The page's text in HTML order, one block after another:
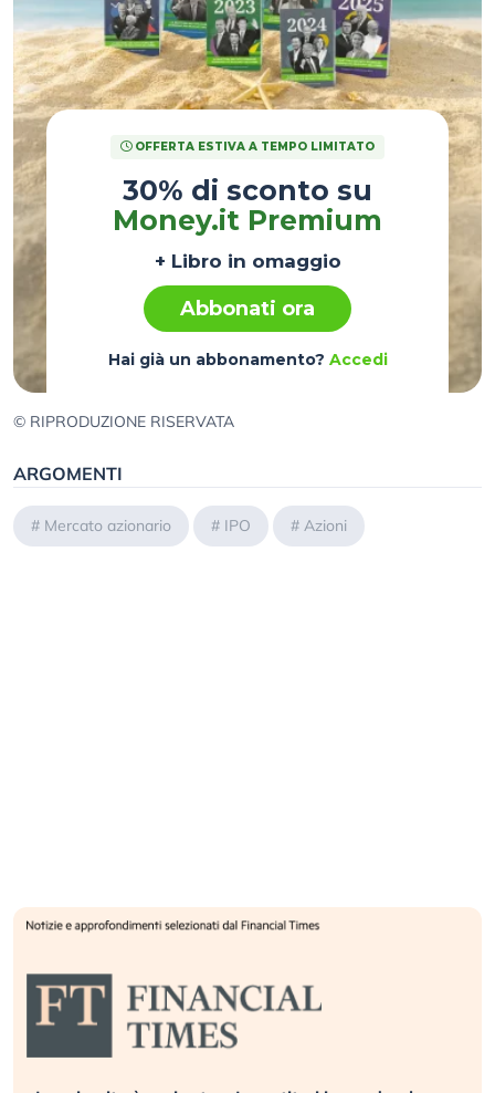
OFFERTA ESTIVA A TEMPO LIMITATO
30% di sconto su
Money.it Premium
+ Libro in omaggio
Abbonati ora
Hai già un abbonamento? Accedi
© RIPRODUZIONE RISERVATA
ARGOMENTI
# Mercato azionario # IPO # Azioni